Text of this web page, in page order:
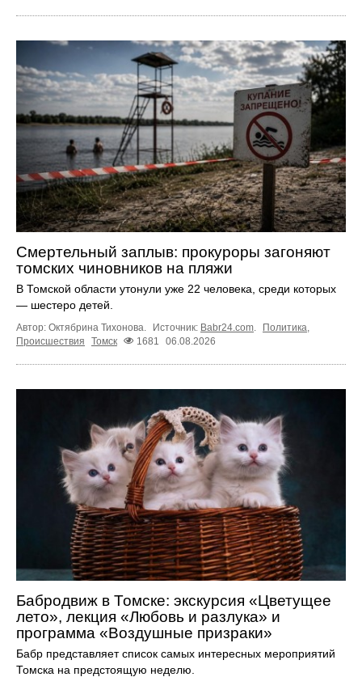
Смертельный заплыв: прокуроры загоняют
томских чиновников на пляжи
В Томской области утонули уже 22 человека, среди которых
— шестеро детей.
Автор: Октябрина Тихонова. Источник: Babr24.com. Политика,
Происшествия
Томск 1681 06.08.2026
Бабродвиж в Томске: экскурсия «Цветущее
лето», лекция «Любовь и разлука» и
программа «Воздушные призраки»
Бабр представляет список самых интересных мероприятий
Томска на предстоящую неделю.